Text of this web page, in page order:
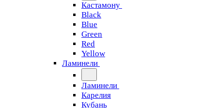
Кастамону
Black
Blue
Green
Red
Yellow
Ламинели
Ламинели
Карелия
Кубань